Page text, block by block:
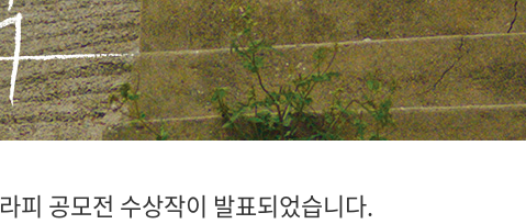
피 공모전 수상작이 발표되었습니다.